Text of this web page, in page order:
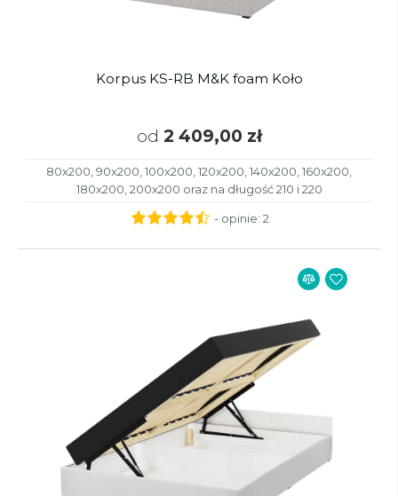
Korpus KS-RB M&K foam Koło
od 2 409,00 zł
80x200, 90x200, 100x200, 120x200, 140x200, 160x200,
180x200, 200x200 oraz na długość 210 i 220
- opinie: 2